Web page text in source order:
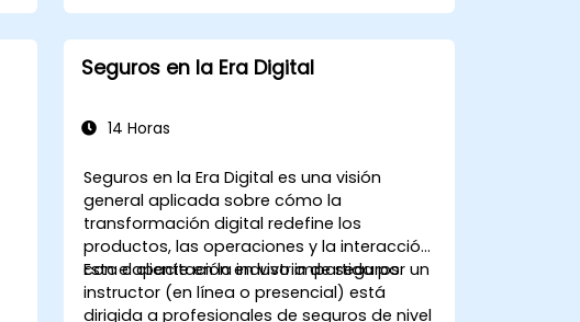
Seguros en la Era Digital
14 Horas
Seguros en la Era Digital es una visión
general aplicada sobre cómo la
transformación digital redefine los
productos, las operaciones y la interacción
con el cliente en la industria de seguros.
Esta capacitación en vivo impartida por un
instructor (en línea o presencial) está
dirigida a profesionales de seguros de nivel